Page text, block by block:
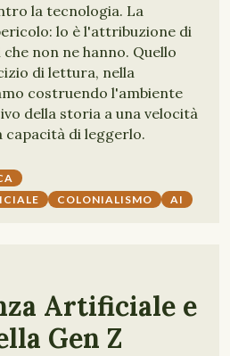
la tecnologia. La
lo è l'attribuzione di
non ne hanno. Quello
di lettura, nella
costruendo l'ambiente
della storia a una velocità
capacità di leggerlo.
COLONIALISMO AI
Artificiale e
Gen Z